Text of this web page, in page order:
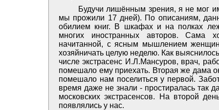
Будучи лишённым зрения, я не мог
мы прожили 17 дней). По описаниям,
обилием книг. В шкафах и на полках
многих иностранных авторов. Сама
начитанной, с ясным мышлением
хозяйничать целую неделю. Как
числе экстрасенс И.Л.Мансуров, врач,
помешало ему приехать. Вторая же дама
помешало нам поселиться у первой.
время даже не знали - простиралась так
московских экстрасенсов. На второй
появлялись у нас.